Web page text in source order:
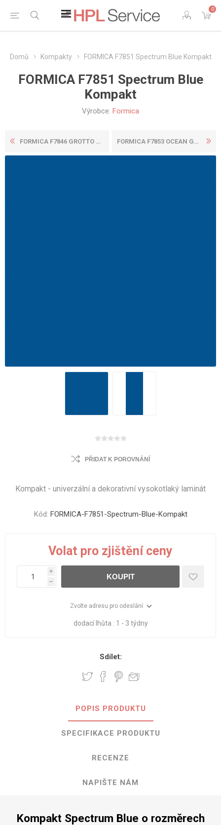
0
Domů Kompakty FORMICA F7851 Spectrum Blue Kompakt
FORMICA F7851 Spectrum Blue
Kompakt
Výrobce: Formica
FORMICA F7846 GROTTO KOMPAK... FORMICA F7853 OCEAN GREY KO...
PŘIDAT K POROVNÁNÍ
Kompakt - univerzální a dekorativní vysokotlaký laminát
Kód: FORMICA-F7851-Spectrum-Blue-Kompakt
Volat pro zjištění ceny
i
h
KOUPIT
Zvolte adresu pro odeslání
dodací lhůta : 1 - 3 týdny
Sdílet:
POPIS PRODUKTU
SPECIFIKACE PRODUKTU
RECENZE
NAPIŠTE NÁM
Kompakt Spectrum Blue o rozměrech